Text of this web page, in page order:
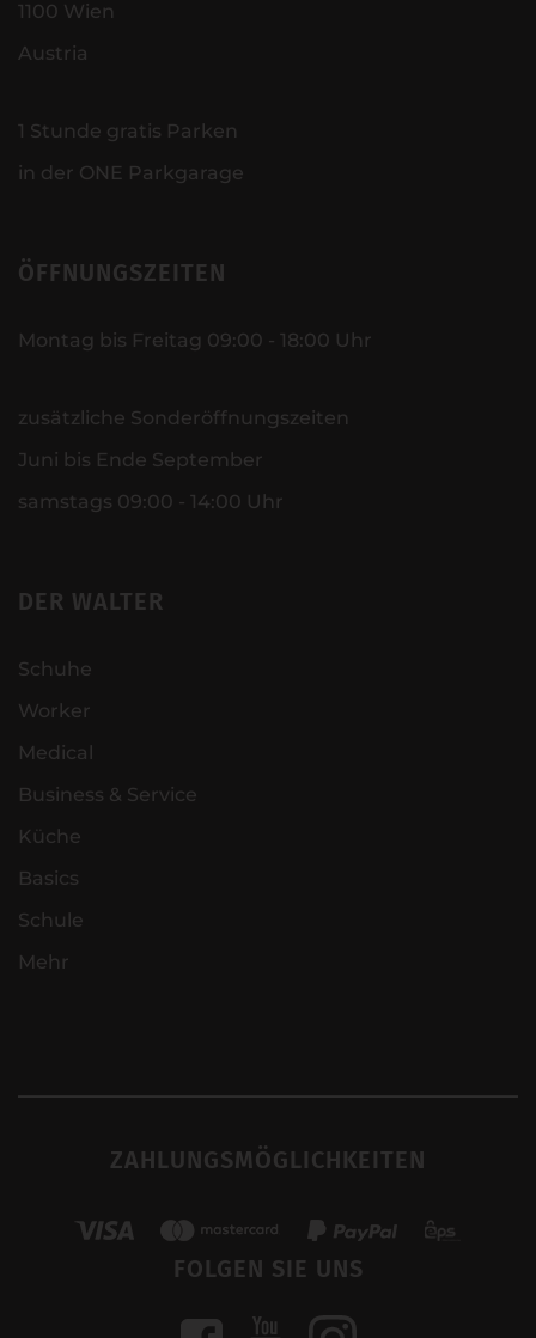
1100 Wien
Austria
1 Stunde gratis Parken
in der ONE Parkgarage
ÖFFNUNGSZEITEN
Montag bis Freitag 09:00 - 18:00 Uhr
zusätzliche Sonderöffnungszeiten
Juni bis Ende September
samstags 09:00 - 14:00 Uhr
DER WALTER
Schuhe
Worker
Medical
Business & Service
Küche
Basics
Schule
Mehr
ZAHLUNGSMÖGLICHKEITEN
FOLGEN SIE UNS